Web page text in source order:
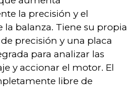
la precisión y el
balanza. Tiene su propia
precisión y una placa
para analizar las
y accionar el motor. El
libre de